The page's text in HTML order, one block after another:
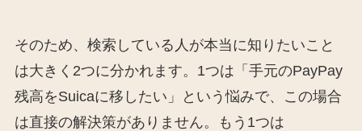
そのため、検索している人が本当に知りたいこと
は大きく2つに分かれます。1つは「手元のPayPay
残高をSuicaに移したい」という悩みで、この場合
は直接の解決策がありません。もう1つは